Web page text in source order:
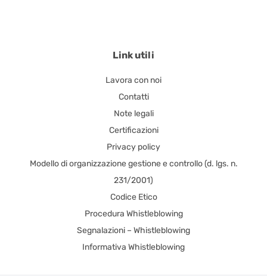
Link utili
Lavora con noi
Contatti
Note legali
Certificazioni
Privacy policy
Modello di organizzazione gestione e controllo (d. lgs. n.
231/2001)
Codice Etico
Procedura Whistleblowing
Segnalazioni – Whistleblowing
Informativa Whistleblowing